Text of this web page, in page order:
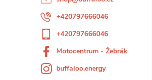
+420797666046
+420797666046
Motocentrum - Žebrák
buffaloo.energy